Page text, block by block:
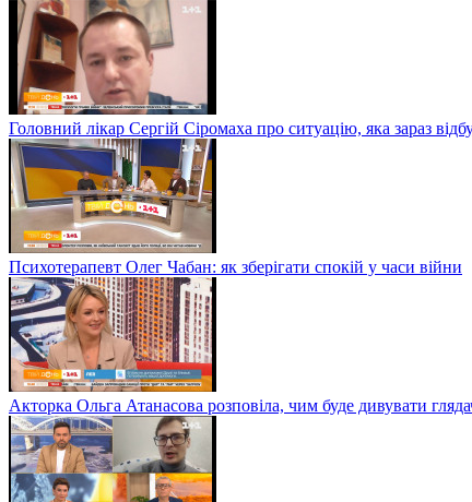
Головний лікар Сергій Сіромаха про ситуацію, яка зараз
Психотерапевт Олег Чабан: як зберігати спокій у часи війни
Акторка Ольга Атанасова розповіла, чим буде дивувати